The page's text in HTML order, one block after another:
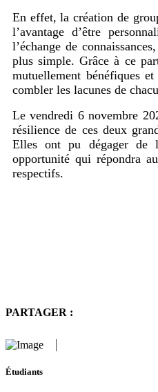
En effet, la création de
l’avantage d’être
l’échange de
plus simple. Grâce à ce
mutuellement bénéfiques
combler les lacunes de
Le vendredi 6 novembre
résilience de ces deux
Elles ont pu dégager de
opportunité qui répondra
respectifs.
PARTAGER :
Étudiants